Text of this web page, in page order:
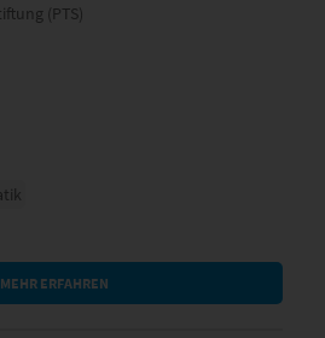
(PTS)
MEHR ERFAHREN